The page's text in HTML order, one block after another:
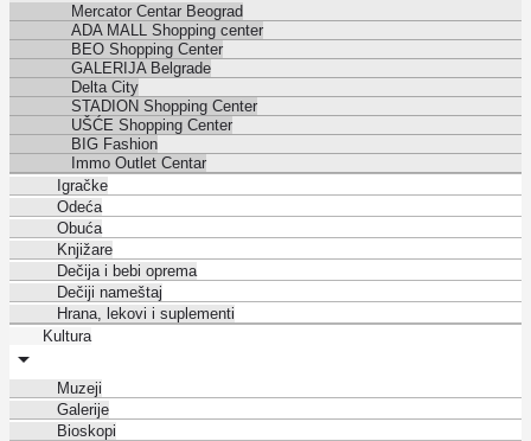
Mercator Centar Beograd
ADA MALL Shopping center
BEO Shopping Center
GALERIJA Belgrade
Delta City
STADION Shopping Center
UŠĆE Shopping Center
BIG Fashion
Immo Outlet Centar
Igračke
Odeća
Obuća
Knjižare
Dečija i bebi oprema
Dečiji nameštaj
Hrana, lekovi i suplementi
Kultura
Muzeji
Galerije
Bioskopi